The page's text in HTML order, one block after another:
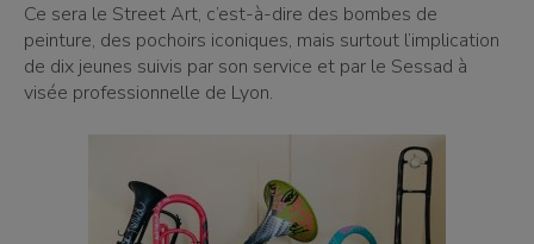
Ce sera le Street Art, c’est-à-dire des bombes de
peinture, des pochoirs iconiques, mais surtout l’implication
de dix jeunes suivis par son service et par le Sessad à
visée professionnelle de Lyon.